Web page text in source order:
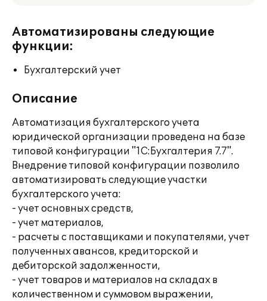
Автоматизированы следующие
функции:
Бухгалтерский учет
Описание
Автоматизация бухгалтерского учета
юридической организации проведена на базе
типовой конфигурации "1С:Бухгалтерия 7.7".
Внедрение типовой конфигурации позволило
автоматизировать следующие участки
бухгалтерского учета:
- учет основных средств,
- учет материалов,
- расчеты с поставщиками и покупателями, учет
полученных авансов, кредиторской и
дебиторской задолженности,
- учет товаров и материалов на складах в
количественном и суммовом выражении,